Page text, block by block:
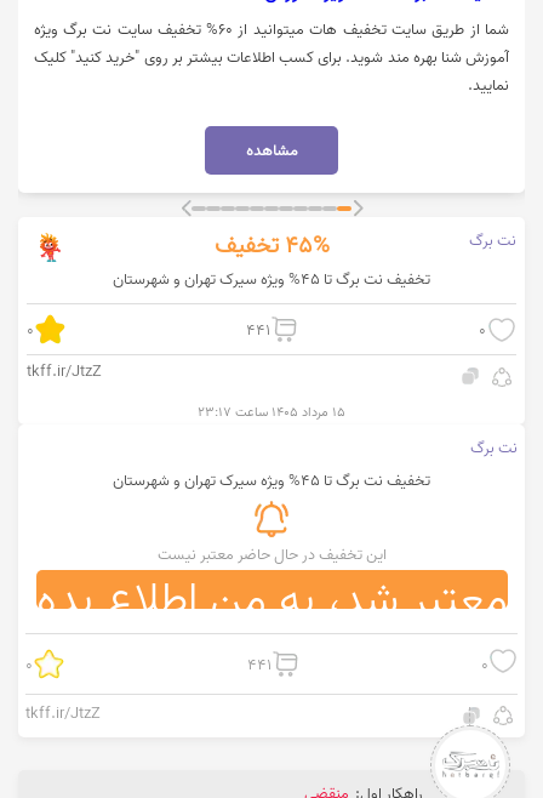
شما از طریق سایت تخفیف هات میتوانید از 60% تخفیف سایت نت برگ ویژه
آموزش شنا بهره مند شوید. برای کسب اطلاعات بیشتر بر روی "خرید کنید" کلیک
نمایید.
مشاهده
نت برگ 45% تخفیف
تخفیف نت برگ تا 45% ویژه سیرک تهران و شهرستان
0
441
0
tkff.ir/JtzZ
۱۵ مرداد ۱۴۰۵ ساعت ۲۳:۱۷
نت برگ
تخفیف نت برگ تا 45% ویژه سیرک تهران و شهرستان
این تخفیف در حال حاضر معتبر نیست
معتبر شد، به من اطلاع بده
0
441
0
tkff.ir/JtzZ
راهکار اول: منقضی